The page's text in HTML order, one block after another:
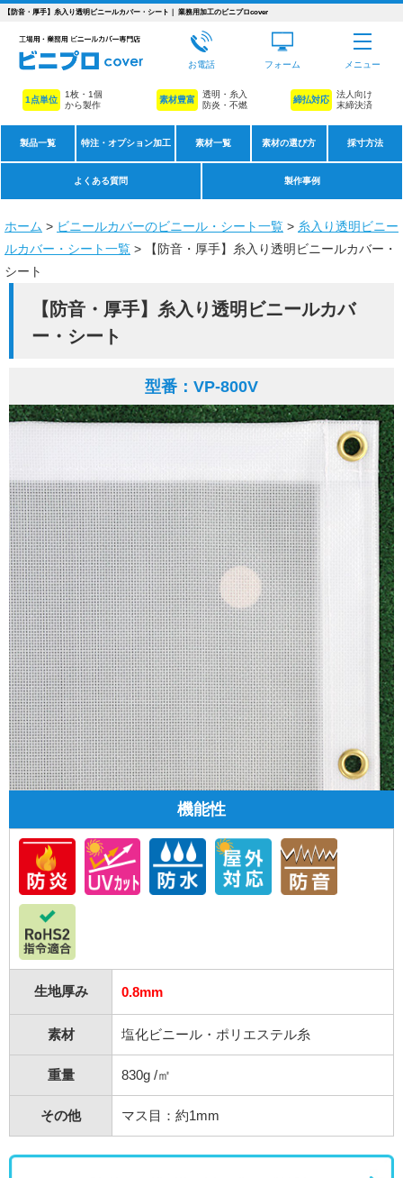
【防音・厚手】糸入り透明ビニールカバー・シート｜ 業務用加工のビニプロcover
お電話 フォーム メニュー
1点単位
1枚・1個
から製作
素材豊富
透明・糸入
防炎・不燃
締払対応
法人向け
末締決済
製品一覧 特注・オプション加工 素材一覧 素材の選び方 採寸方法
よくある質問 製作事例
ホーム > ビニールカバーのビニール・シート一覧 > 糸入り透明ビニー
ルカバー・シート一覧 > 【防音・厚手】糸入り透明ビニールカバー・
シート
【防音・厚手】糸入り透明ビニールカバ
ー・シート
型番：VP-800V
機能性
生地厚み 0.8mm
素材 塩化ビニール・ポリエステル糸
重量 830g /㎡
その他 マス目：約1mm